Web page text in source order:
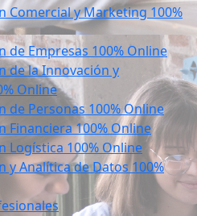
Comercial y Marketing 100%
de Empresas 100% Online
de la Innovación y
Online
de Personas 100% Online
Financiera 100% Online
Logística 100% Online
y Analítica de Datos 100%